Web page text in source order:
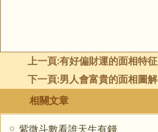
上一頁:有好偏財運的面相特征
下一頁:男人會富貴的面相圖解
相關文章
紫微斗數看誰天生有錢